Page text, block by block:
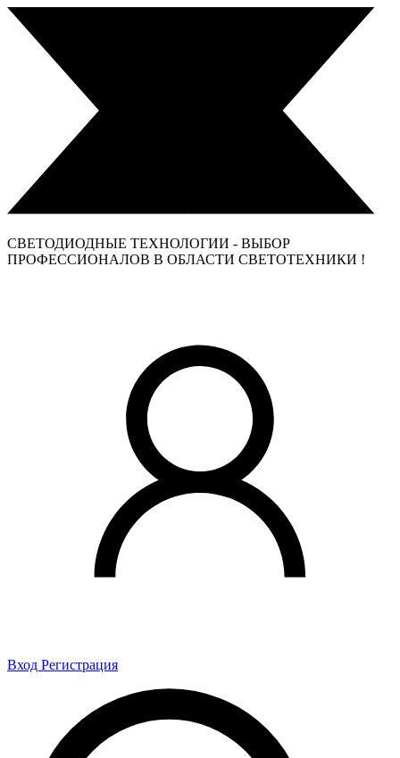
СВЕТОДИОДНЫЕ ТЕХНОЛОГИИ - ВЫБОР
ПРОФЕССИОНАЛОВ В ОБЛАСТИ СВЕТОТЕХНИКИ !
Вход Регистрация